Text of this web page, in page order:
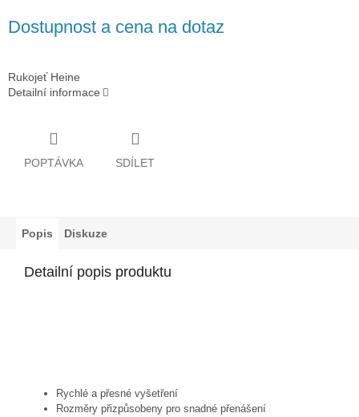
Dostupnost a cena na dotaz
Rukojeť Heine
Detailní informace
POPTÁVKA SDÍLET
Popis Diskuze
Detailní popis produktu
Rychlé a přesné vyšetření
Rozměry přizpůsobeny pro snadné přenášení